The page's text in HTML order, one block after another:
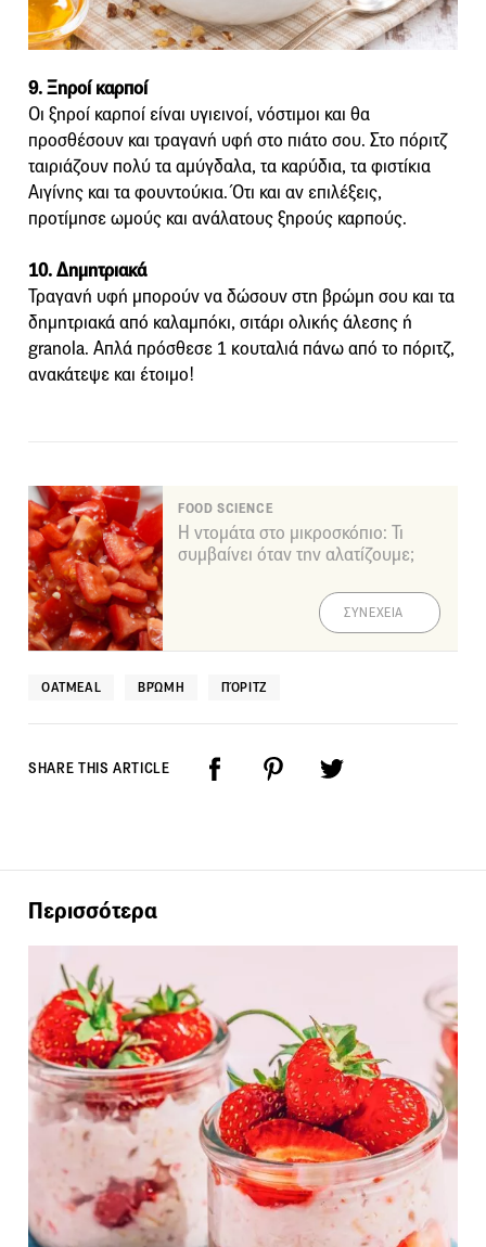
9. Ξηροί καρποί
Οι ξηροί καρποί είναι υγιεινοί, νόστιμοι και θα
προσθέσουν και τραγανή υφή στο πιάτο σου. Στο πόριτζ
ταιριάζουν πολύ τα αμύγδαλα, τα καρύδια, τα φιστίκια
Αιγίνης και τα φουντούκια. Ότι και αν επιλέξεις,
προτίμησε ωμούς και ανάλατους ξηρούς καρπούς.
10. Δημητριακά
Τραγανή υφή μπορούν να δώσουν στη βρώμη σου και τα
δημητριακά από καλαμπόκι, σιτάρι ολικής άλεσης ή
granola. Απλά πρόσθεσε 1 κουταλιά πάνω από το πόριτζ,
ανακάτεψε και έτοιμο!
FOOD SCIENCE
Η ντομάτα στο μικροσκόπιο: Τι
συμβαίνει όταν την αλατίζουμε;
ΣΥΝΕΧΕΙΑ
OATMEAL ΒΡΏΜΗ ΠΌΡΙΤΖ
SHARE THIS ARTICLE
Περισσότερα